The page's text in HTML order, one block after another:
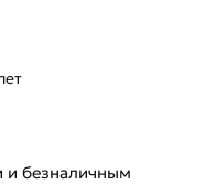
и безналичным